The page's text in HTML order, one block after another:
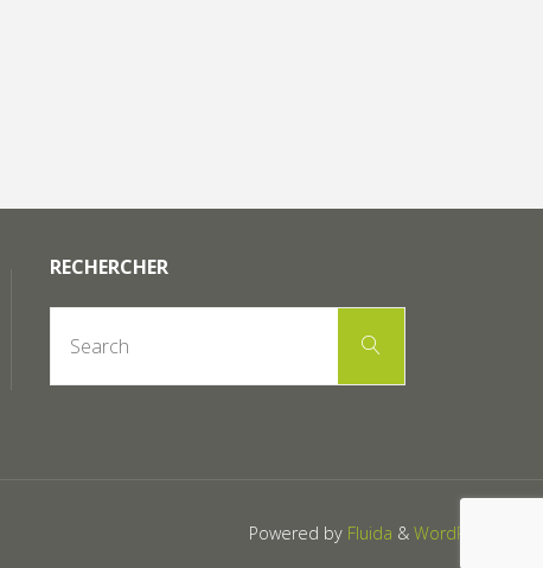
RECHERCHER
Search
Powered by Fluida & WordPress.